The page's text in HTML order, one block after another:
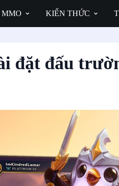
MMO KIẾN THỨC
đặt đấu